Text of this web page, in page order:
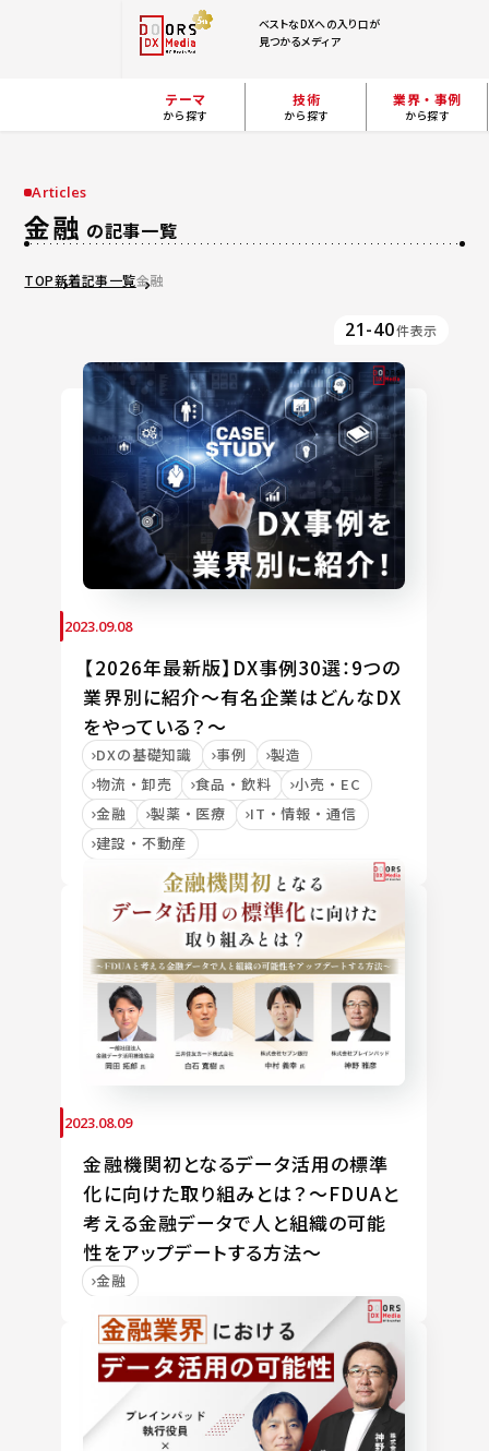
ベストなDXへの入り口が
見つかるメディア
テーマ
から探す
技術
から探す
業界・事例
から探す
Articles
金融 の記事一覧
TOP新着記事一覧金融
21-40件表示
2023.09.08
【2026年最新版】DX事例30選：9つの
業界別に紹介～有名企業はどんなDX
をやっている？～
DXの基礎知識 事例
製造
物流・卸売
食品・飲料
小売・EC
金融
製薬・医療
IT・情報・通信
建設・不動産
2023.08.09
金融機関初となるデータ活用の標準
化に向けた取り組みとは？～FDUAと
考える金融データで人と組織の可能
性をアップデートする方法～
金融